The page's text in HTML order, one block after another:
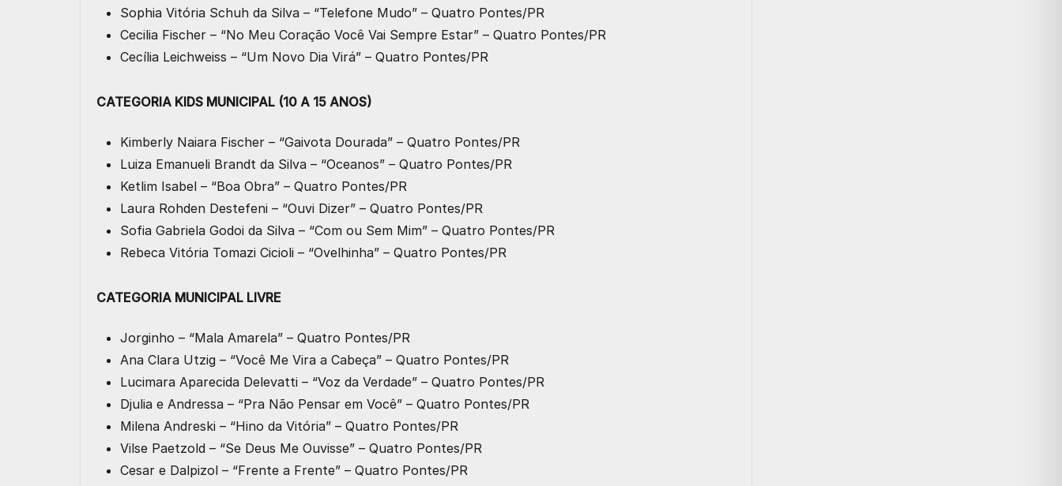
Sophia Vitória Schuh da Silva – “Telefone Mudo” – Quatro Pontes/PR
Cecilia Fischer – “No Meu Coração Você Vai Sempre Estar” – Quatro Pontes/PR
Cecília Leichweiss – “Um Novo Dia Virá” – Quatro Pontes/PR
CATEGORIA KIDS MUNICIPAL (10 A 15 ANOS)
Kimberly Naiara Fischer – “Gaivota Dourada” – Quatro Pontes/PR
Luiza Emanueli Brandt da Silva – “Oceanos” – Quatro Pontes/PR
Ketlim Isabel – “Boa Obra” – Quatro Pontes/PR
Laura Rohden Destefeni – “Ouvi Dizer” – Quatro Pontes/PR
Sofia Gabriela Godoi da Silva – “Com ou Sem Mim” – Quatro Pontes/PR
Rebeca Vitória Tomazi Cicioli – “Ovelhinha” – Quatro Pontes/PR
CATEGORIA MUNICIPAL LIVRE
Jorginho – “Mala Amarela” – Quatro Pontes/PR
Ana Clara Utzig – “Você Me Vira a Cabeça” – Quatro Pontes/PR
Lucimara Aparecida Delevatti – “Voz da Verdade” – Quatro Pontes/PR
Djulia e Andressa – “Pra Não Pensar em Você” – Quatro Pontes/PR
Milena Andreski – “Hino da Vitória” – Quatro Pontes/PR
Vilse Paetzold – “Se Deus Me Ouvisse” – Quatro Pontes/PR
Cesar e Dalpizol – “Frente a Frente” – Quatro Pontes/PR